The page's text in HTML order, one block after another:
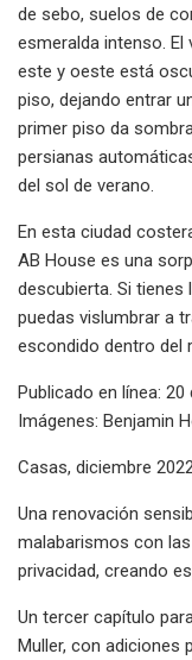
de sebo, suelos de
esmeralda intenso.
este y oeste está
piso, dejando entrar
primer piso da
persianas
del sol de verano.
En esta ciudad
AB House es una
descubierta. Si tienes
puedas vislumbrar a
escondido dentro del
Publicado en línea:
Imágenes: Benjamin
Casas, diciembre
Una renovación
malabarismos con
privacidad, creando
Un tercer capítulo
Muller, con adiciones